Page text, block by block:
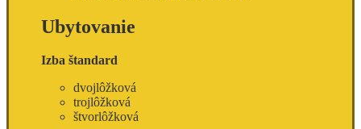
Ubytovanie
Izba štandard
dvojlôžková
trojlôžková
štvorlôžková